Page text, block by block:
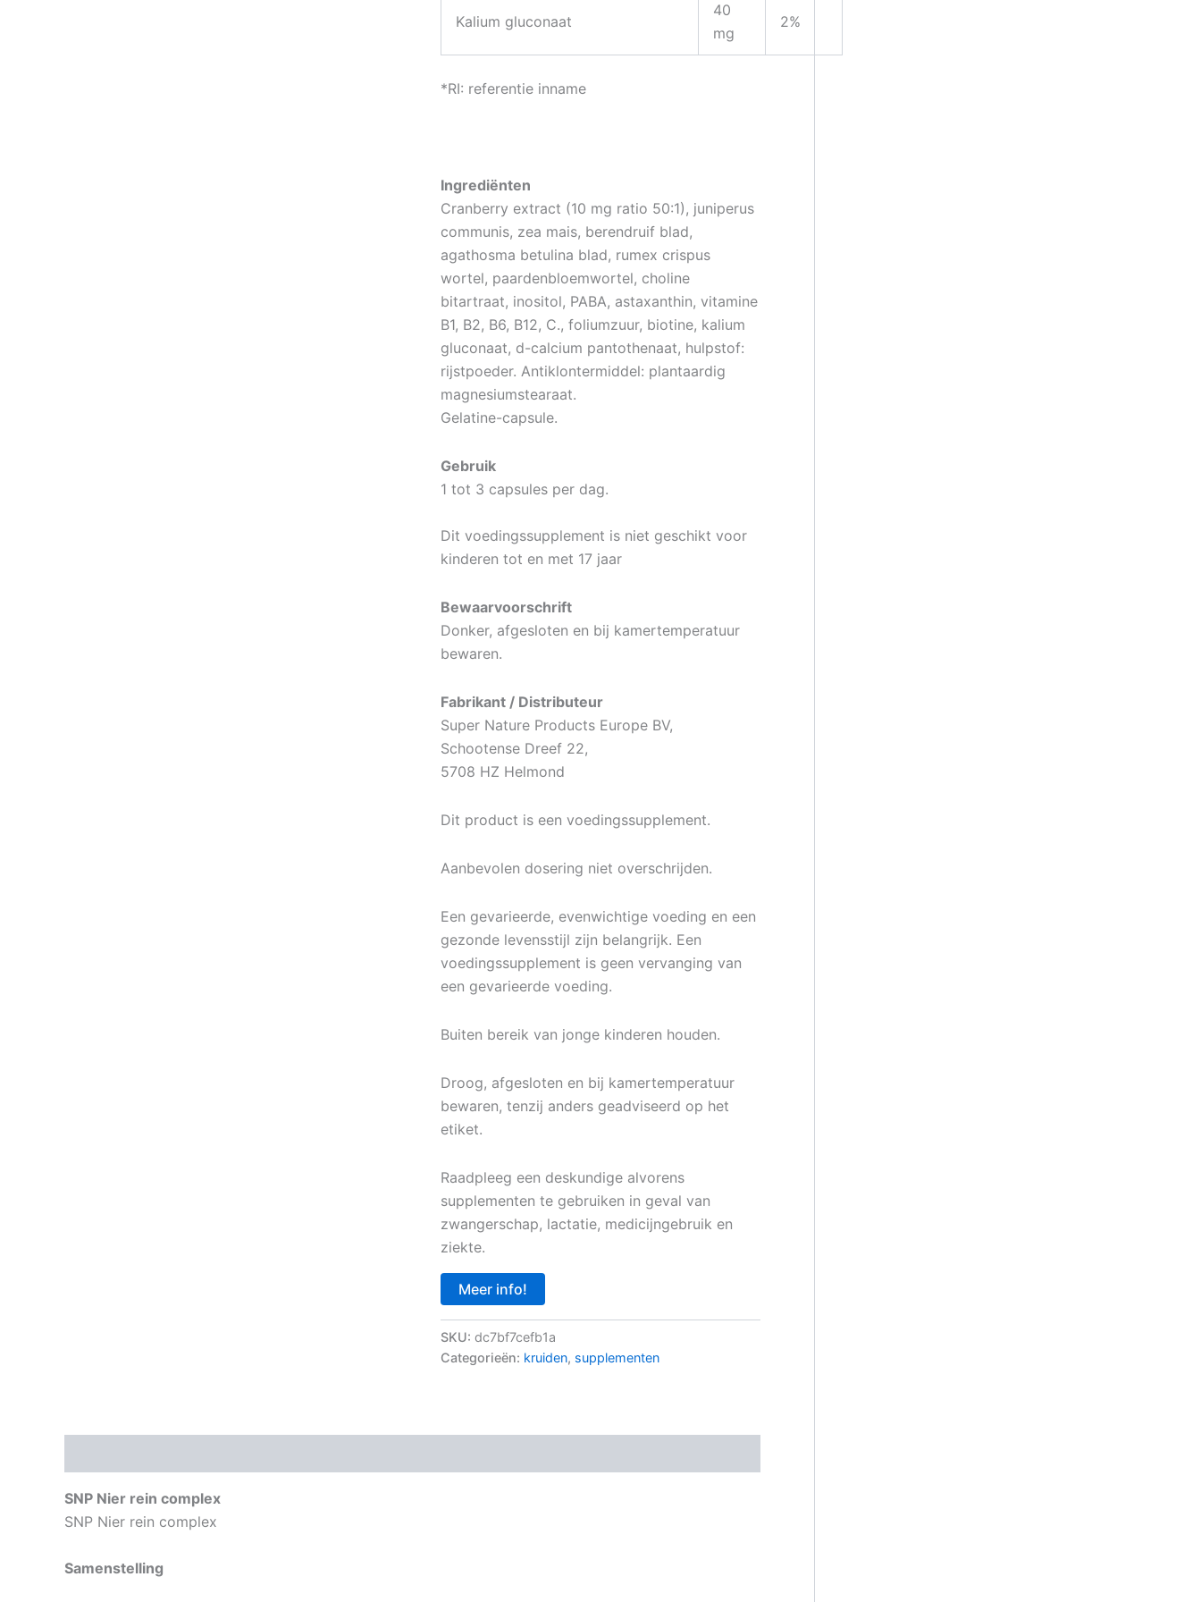
Kalium gluconaat
40
mg
2%
*RI: referentie inname
Ingrediënten
Cranberry extract (10 mg ratio 50:1), juniperus
communis, zea mais, berendruif blad,
agathosma betulina blad, rumex crispus
wortel, paardenbloemwortel, choline
bitartraat, inositol, PABA, astaxanthin, vitamine
B1, B2, B6, B12, C., foliumzuur, biotine, kalium
gluconaat, d-calcium pantothenaat, hulpstof:
rijstpoeder. Antiklontermiddel: plantaardig
magnesiumstearaat.
Gelatine-capsule.
Gebruik
1 tot 3 capsules per dag.
Dit voedingssupplement is niet geschikt voor
kinderen tot en met 17 jaar
Bewaarvoorschrift
Donker, afgesloten en bij kamertemperatuur
bewaren.
Fabrikant / Distributeur
Super Nature Products Europe BV,
Schootense Dreef 22,
5708 HZ Helmond
Dit product is een voedingssupplement.
Aanbevolen dosering niet overschrijden.
Een gevarieerde, evenwichtige voeding en een
gezonde levensstijl zijn belangrijk. Een
voedingssupplement is geen vervanging van
een gevarieerde voeding.
Buiten bereik van jonge kinderen houden.
Droog, afgesloten en bij kamertemperatuur
bewaren, tenzij anders geadviseerd op het
etiket.
Raadpleeg een deskundige alvorens
supplementen te gebruiken in geval van
zwangerschap, lactatie, medicijngebruik en
ziekte.
Meer info!
SKU: dc7bf7cefb1a
Categorieën: kruiden, supplementen
SNP Nier rein complex
SNP Nier rein complex
Samenstelling